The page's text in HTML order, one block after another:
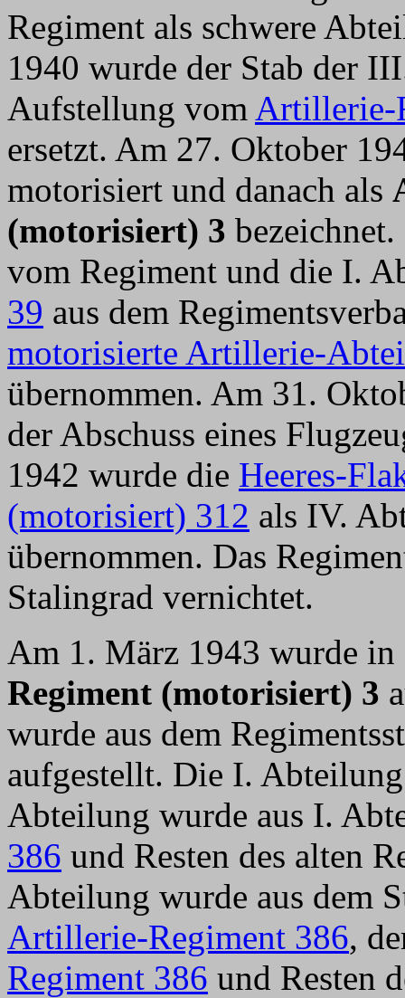
Regiment als schwere
1940 wurde der Stab der
Aufstellung vom Artillerie-
ersetzt. Am 27. Oktober
motorisiert und danach als
(motorisiert) 3
vom Regiment und die I.
39 aus dem
motorisierte Artillerie-
übernommen. Am 31.
der Abschuss eines
1942 wurde die Heeres-
(motorisiert) 312 als IV.
übernommen. Das
Stalingrad vernichtet.
Am 1. März 1943 wurde
Regiment (motorisiert) 3
wurde aus dem
aufgestellt. Die I.
Abteilung wurde aus I.
386 und Resten des alten
Abteilung wurde aus dem
Artillerie-Regiment 386,
Regiment 386 und Resten